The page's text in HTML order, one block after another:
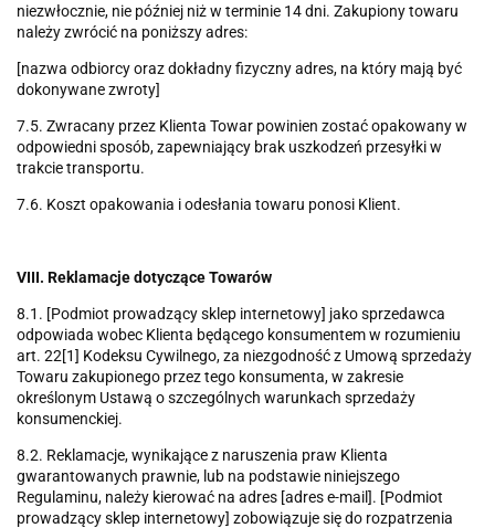
niezwłocznie, nie później niż w terminie 14 dni. Zakupiony towaru
należy zwrócić na poniższy adres:
[nazwa odbiorcy oraz dokładny fizyczny adres, na który mają być
dokonywane zwroty]
7.5. Zwracany przez Klienta Towar powinien zostać opakowany w
odpowiedni sposób, zapewniający brak uszkodzeń przesyłki w
trakcie transportu.
7.6. Koszt opakowania i odesłania towaru ponosi Klient.
VIII. Reklamacje dotyczące Towarów
8.1. [Podmiot prowadzący sklep internetowy] jako sprzedawca
odpowiada wobec Klienta będącego konsumentem w rozumieniu
art. 22[1] Kodeksu Cywilnego, za niezgodność z Umową sprzedaży
Towaru zakupionego przez tego konsumenta, w zakresie
określonym Ustawą o szczególnych warunkach sprzedaży
konsumenckiej.
8.2. Reklamacje, wynikające z naruszenia praw Klienta
gwarantowanych prawnie, lub na podstawie niniejszego
Regulaminu, należy kierować na adres [adres e-mail]. [Podmiot
prowadzący sklep internetowy] zobowiązuje się do rozpatrzenia